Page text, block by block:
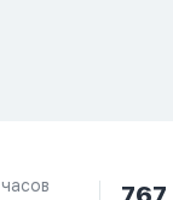
часов